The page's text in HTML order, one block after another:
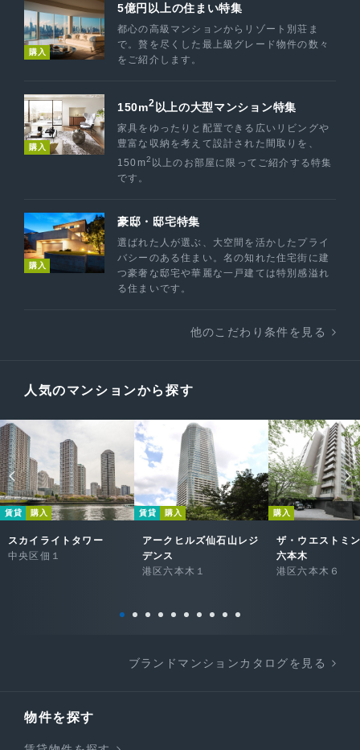
購入
5億円以上の住まい特集
都心の高級マンションからリゾート別荘ま
で。贅を尽くした最上級グレード物件の数々
をご紹介します。
購入
150m2 以上の大型マンション特集
家具をゆったりと配置できる広いリビングや
豊富な収納を考えて設計された間取りを、
150m2 以上のお部屋に限ってご紹介する特集
です。
購入
豪邸・邸宅特集
選ばれた人が選ぶ、大空間を活かしたプライ
バシーのある住まい。名の知れた住宅街に建
つ豪奢な邸宅や華麗な一戸建ては特別感溢れ
る住まいです。
他のこだわり条件を見る
人気のマンションから探す
賃貸 購入
スカイライトタワー
中央区佃１
賃貸 購入
アークヒルズ仙石山レジ
デンス
港区六本木１
購入
ザ・ウエストミ
六本木
港区六本木６
ブランドマンションカタログを見る
物件を探す